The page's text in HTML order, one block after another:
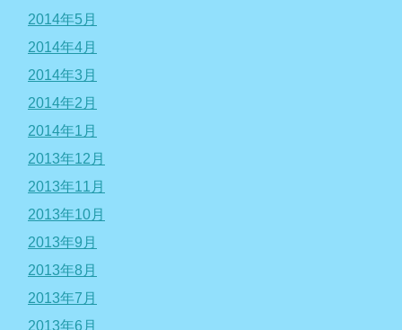
2014年5月
2014年4月
2014年3月
2014年2月
2014年1月
2013年12月
2013年11月
2013年10月
2013年9月
2013年8月
2013年7月
2013年6月